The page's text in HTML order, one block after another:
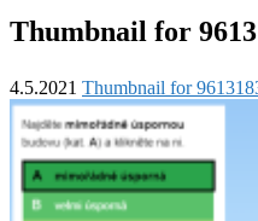
Thumbnail for
4.5.2021 Thumbnail for